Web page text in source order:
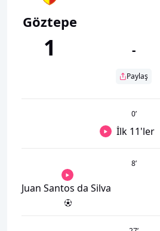
Göztepe
1 -
Paylaş
0’
İlk 11'ler
8’
Juan Santos da Silva